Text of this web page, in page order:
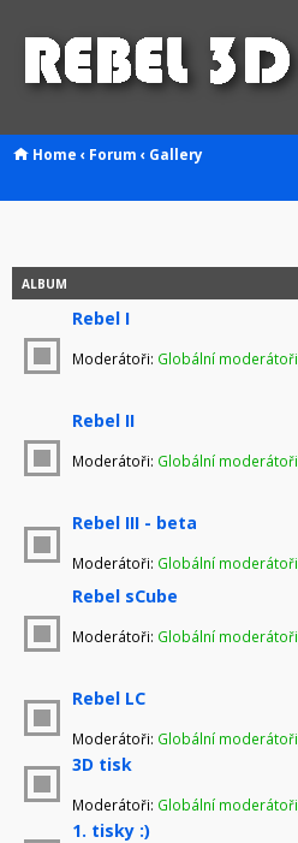
Home ‹ Forum ‹ Gallery
ALBUM
Rebel I
Moderátoři: Globální moderátoři
Rebel II
Moderátoři: Globální moderátoři
Rebel III - beta
Moderátoři: Globální moderátoři
Rebel sCube
Moderátoři: Globální moderátoři
Rebel LC
Moderátoři: Globální moderátoři
3D tisk
Moderátoři: Globální moderátoři
1. tisky :)